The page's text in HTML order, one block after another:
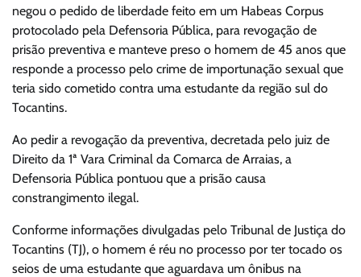
negou o pedido de liberdade feito em um Habeas Corpus
protocolado pela Defensoria Pública, para revogação de
prisão preventiva e manteve preso o homem de 45 anos que
responde a processo pelo crime de importunação sexual que
teria sido cometido contra uma estudante da região sul do
Tocantins.
Ao pedir a revogação da preventiva, decretada pelo juiz de
Direito da 1ª Vara Criminal da Comarca de Arraias, a
Defensoria Pública pontuou que a prisão causa
constrangimento ilegal.
Conforme informações divulgadas pelo Tribunal de Justiça do
Tocantins (TJ), o homem é réu no processo por ter tocado os
seios de uma estudante que aguardava um ônibus na